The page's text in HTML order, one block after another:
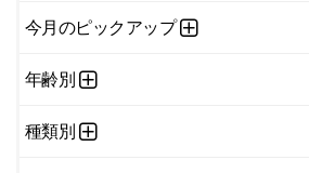
今月のピックアップ
年齢別
種類別